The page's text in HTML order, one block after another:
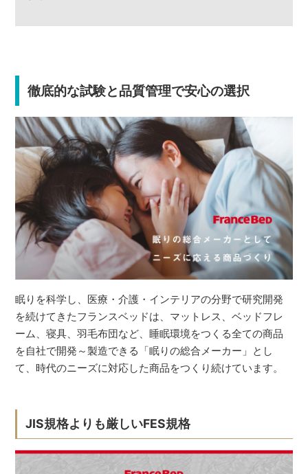
徹底的な試験と品質管理で安心の選択
眠りを科学し、医療・介護・インテリアの分野で研究開発
を続けてきたフランスベッドは、マットレス、ベッドフレ
ーム、寝具、羽毛布団など、睡眠環境をつくる全ての商品
を自社で開発～製造できる「眠りの総合メーカー」とし
て、時代のニーズに対応した商品をつくり続けています。
JIS規格よりも厳しいFES規格